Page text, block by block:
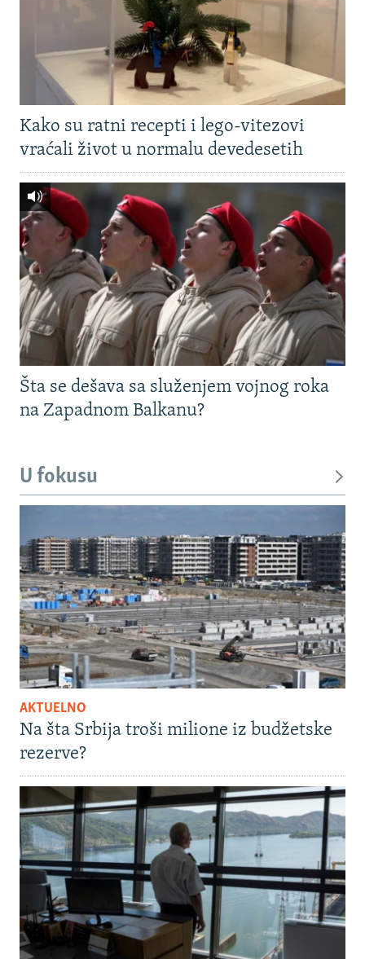
Kako su ratni recepti i lego-vitezovi
vraćali život u normalu devedesetih
Šta se dešava sa služenjem vojnog roka
na Zapadnom Balkanu?
U fokusu
AKTUELNO
Na šta Srbija troši milione iz budžetske
rezerve?